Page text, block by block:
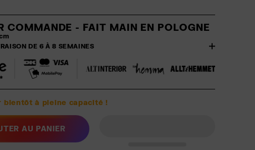
COMMANDE - FAIT MAIN EN POLOGNE
DE 6 À 8 SEMAINES
bientôt à pleine capacité !
AU PANIER